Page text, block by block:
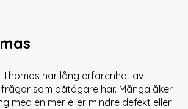
Thomas har lång erfarenhet av
som båtägare har. Många åker
med en mer eller mindre defekt eller